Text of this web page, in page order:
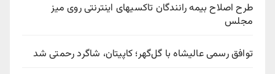
طرح اصلاح بیمه رانندگان تاکسیهای اینترنتی روی میز
مجلس
توافق رسمی عالیشاه با گل‌گهر؛ کاپیتان، شاگرد رحمتی شد